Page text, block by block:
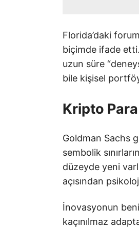
Florida’daki
biçimde ifade
uzun süre
bile kişisel
Kripto Para
Goldman Sachs
sembolik
düzeyde yeni
açısından
İnovasyonun
kaçınılmaz